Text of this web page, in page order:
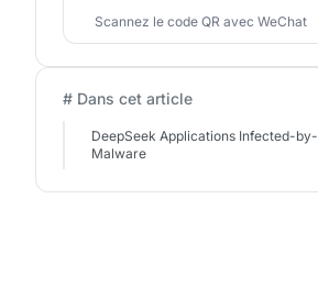
Scannez le code QR avec WeChat
# Dans cet article
DeepSeek Applications Infected-by-
Malware